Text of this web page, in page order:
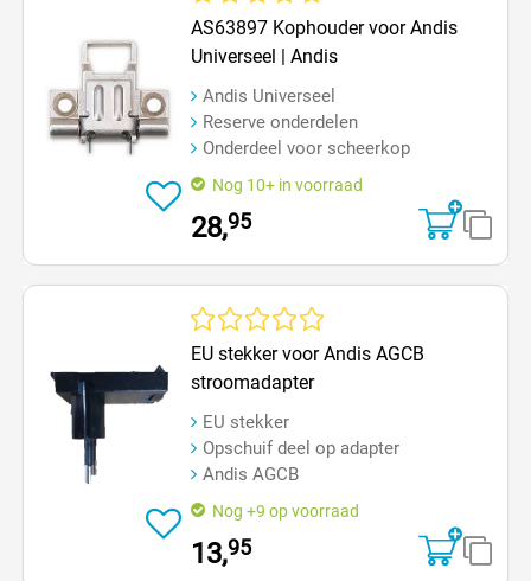
AS63897 Kophouder voor Andis
Universeel | Andis
Andis Universeel
Reserve onderdelen
Onderdeel voor scheerkop
Nog 10+ in voorraad
28,95
EU stekker voor Andis AGCB
stroomadapter
EU stekker
Opschuif deel op adapter
Andis AGCB
Nog +9 op voorraad
13,95